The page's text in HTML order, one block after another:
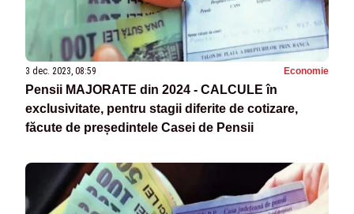
3 dec. 2023, 08:59 Economie
Pensii MAJORATE din 2024 - CALCULE în
exclusivitate, pentru stagii diferite de cotizare,
făcute de președintele Casei de Pensii